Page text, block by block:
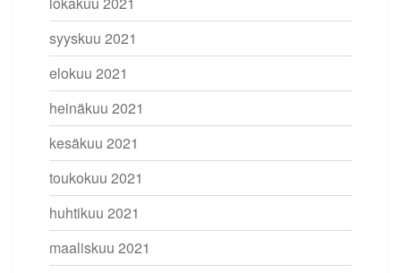
syyskuu 2021
elokuu 2021
heinäkuu 2021
kesäkuu 2021
toukokuu 2021
huhtikuu 2021
maaliskuu 2021